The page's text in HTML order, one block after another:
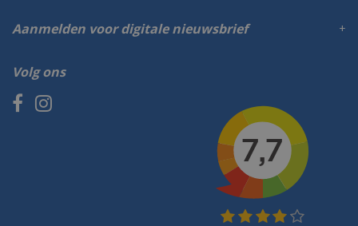
Volg ons
Aanmelden voor digitale nieuwsbrief